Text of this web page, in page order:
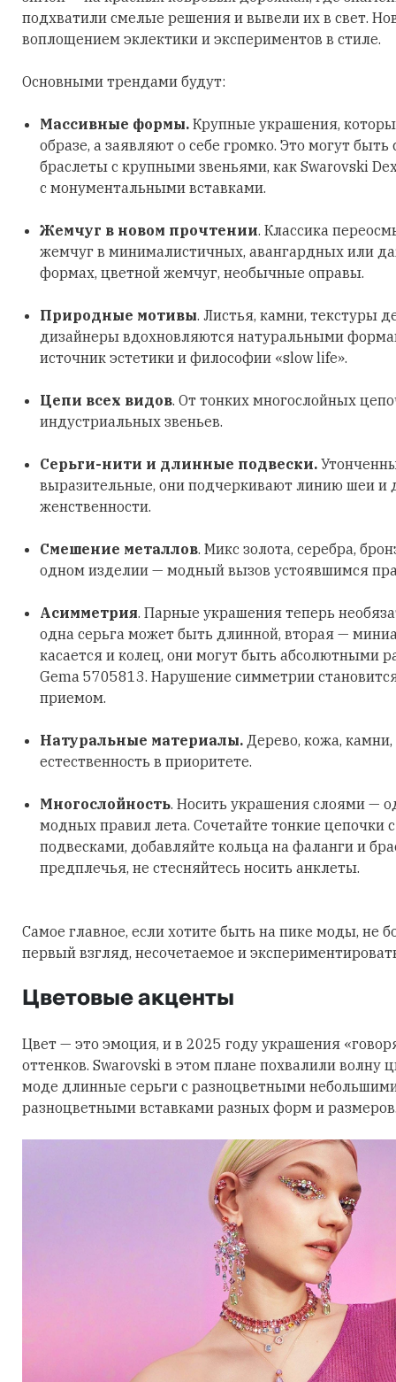
подхватили смелые решения и вывели их в свет.
воплощением эклектики и экспериментов в стиле.
Основными трендами будут:
Массивные формы. Крупные украшения,
образе, а заявляют о себе громко. Это могут быть
браслеты с крупными звеньями, как Swarovski
с монументальными вставками.
Жемчуг в новом прочтении. Классика
жемчуг в минималистичных, авангардных или
формах, цветной жемчуг, необычные оправы.
Природные мотивы. Листья, камни, текстуры
дизайнеры вдохновляются натуральными
источник эстетики и философии «slow life».
Цепи всех видов. От тонких многослойных
индустриальных звеньев.
Серьги-нити и длинные подвески.
выразительные, они подчеркивают линию шеи и
женственности.
Смешение металлов. Микс золота, серебра,
одном изделии — модный вызов устоявшимся
Асимметрия. Парные украшения теперь
одна серьга может быть длинной, вторая —
касается и колец, они могут быть абсолютными
Gema 5705813. Нарушение симметрии
приемом.
Натуральные материалы. Дерево, кожа,
естественность в приоритете.
Многослойность. Носить украшения слоями —
модных правил лета. Сочетайте тонкие цепочки
подвесками, добавляйте кольца на фаланги и
предплечья, не стесняйтесь носить анклеты.
Самое главное, если хотите быть на пике моды, не
первый взгляд, несочетаемое и
Цветовые акценты
Цвет — это эмоция, и в 2025 году украшения
оттенков. Swarovski в этом плане похвалили волну
моде длинные серьги с разноцветными
разноцветными вставками разных форм и